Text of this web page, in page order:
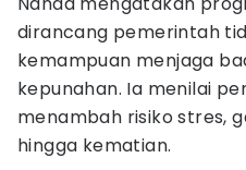
dirancang pemerintah
kemampuan menjaga
kepunahan. Ia menilai
menambah risiko stres,
hingga kematian.